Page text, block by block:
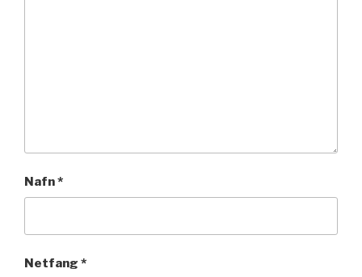
Nafn*
Netfang *